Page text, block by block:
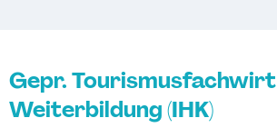
Gepr. Tourismusfachwirt
Weiterbildung (IHK)